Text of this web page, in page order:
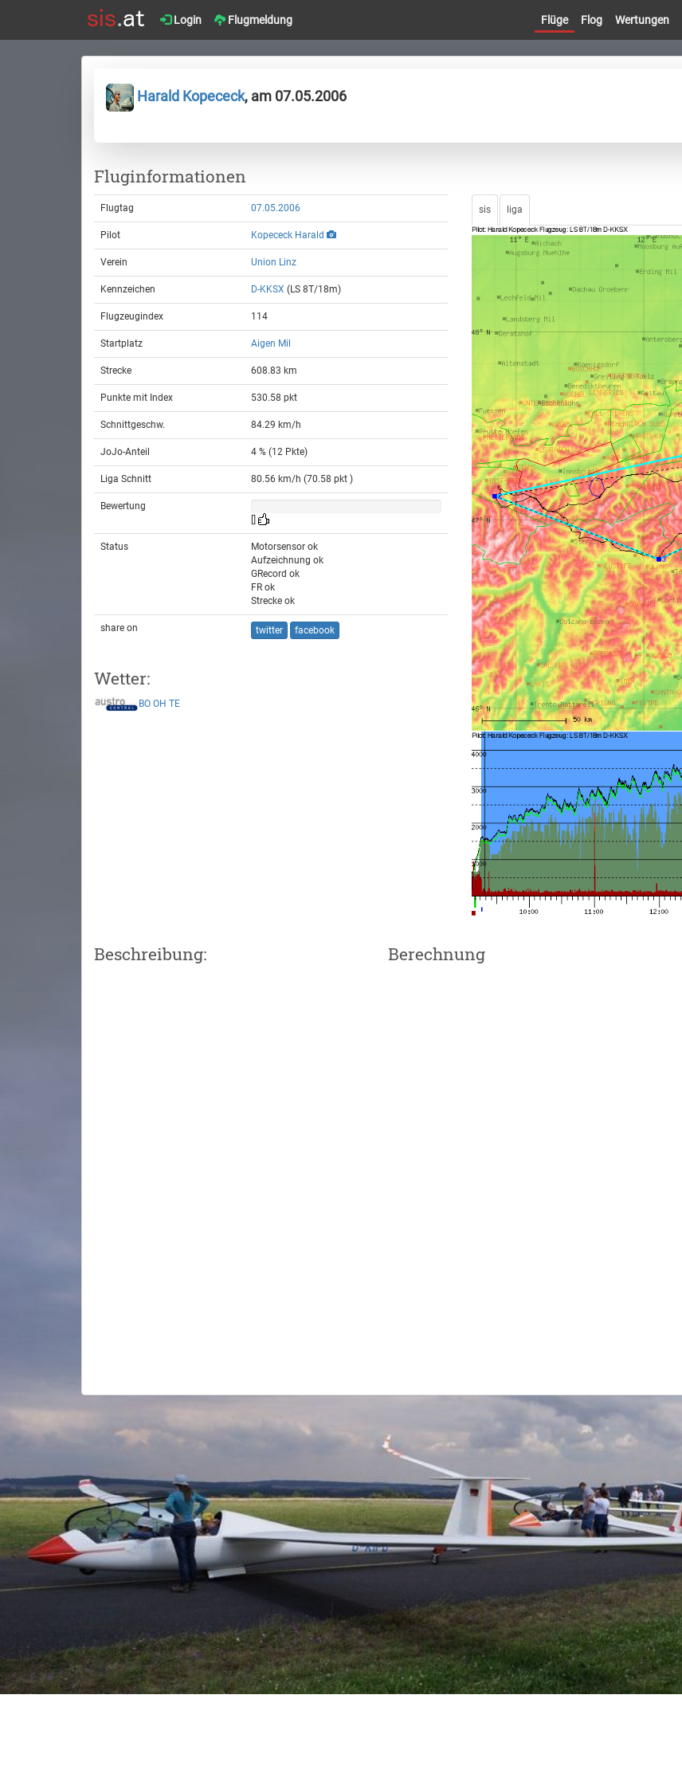
Login Flugmeldung Flüge Flog Wertungen
Harald Kopececk, am 07.05.2006
Fluginformationen
Flugtag 07.05.2006
Pilot Kopececk Harald
Verein Union Linz
Kennzeichen D-KKSX (LS 8T/18m)
Flugzeugindex 114
Startplatz Aigen Mil
Strecke 608.83 km
Punkte mit Index 530.58 pkt
Schnittgeschw. 84.29 km/h
JoJo-Anteil 4 % (12 Pkte)
Liga Schnitt 80.56 km/h (70.58 pkt )
Bewertung
[]
Status
Motorsensor ok
Aufzeichnung ok
GRecord ok
FR ok
Strecke ok
share on twitter facebook
Wetter:
BO OH TE
sis liga
Beschreibung: Berechnung